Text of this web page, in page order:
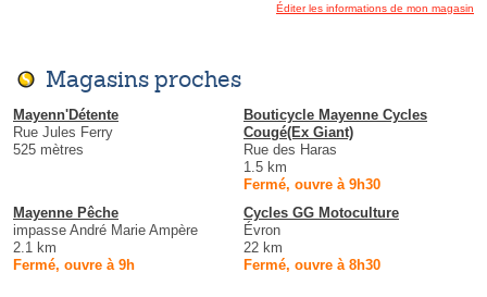
Éditer les informations de mon magasin
Magasins proches
Mayenn'Détente
Rue Jules Ferry
525 mètres
Bouticycle Mayenne Cycles
Cougé(Ex Giant)
Rue des Haras
1.5 km
Fermé, ouvre à 9h30
Mayenne Pêche
impasse André Marie Ampère
2.1 km
Fermé, ouvre à 9h
Cycles GG Motoculture
Évron
22 km
Fermé, ouvre à 8h30